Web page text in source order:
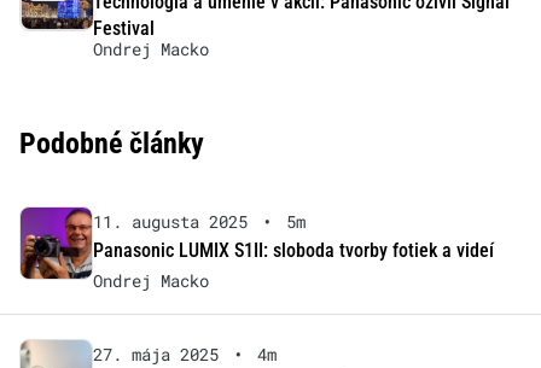
Festival
Ondrej Macko
Podobné články
11. augusta 2025 •
5m
Panasonic LUMIX S1II: sloboda tvorby fotiek a videí
Ondrej Macko
27. mája 2025 •
4m